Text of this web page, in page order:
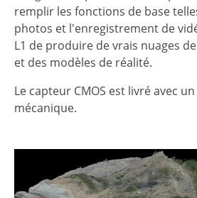
remplir les fonctions de base
photos et l'enregistrement de
L1 de produire de vrais nuages
et des modèles de réalité.
Le capteur CMOS est livré avec
mécanique.